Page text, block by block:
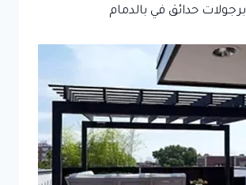
برجولات حدائق في بالدمام